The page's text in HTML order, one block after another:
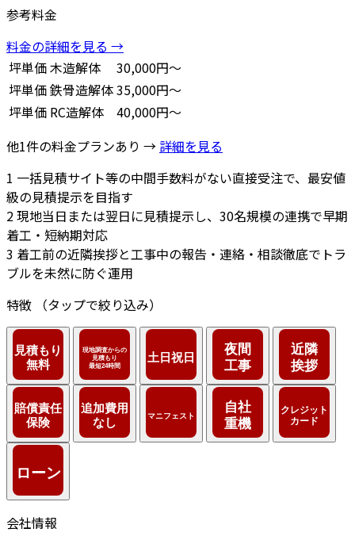
参考料金
料金の詳細を見る →
坪単価木造解体
30,000円～
坪単価鉄骨造解体35,000円～
坪単価 RC造解体
40,000円～
他1件の料金プランあり → 詳細を見る
1 一括見積サイト等の中間手数料がない直接受注で、最安値
級の見積提示を目指す
2現地当日または翌日に見積提示し、30名規模の連携で早期
着工・短納期対応
3 着工前の近隣挨拶と工事中の報告・連絡・相談徹底でトラ
ブルを未然に防ぐ運用
特徴
（タップで絞り込み）
会社情報